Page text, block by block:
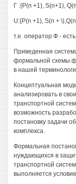
Г :{P(n +1), S(n+1),
U:{P(n +1), S(n +
т.е. оператор Ф -
Приведенная
формальной схемы
в нашей
Концептуальная
анализировать в
транспортной
возможность
постановку задачи
комплекса.
Формальная
нуждающихся в
транспортной
выполняется условие